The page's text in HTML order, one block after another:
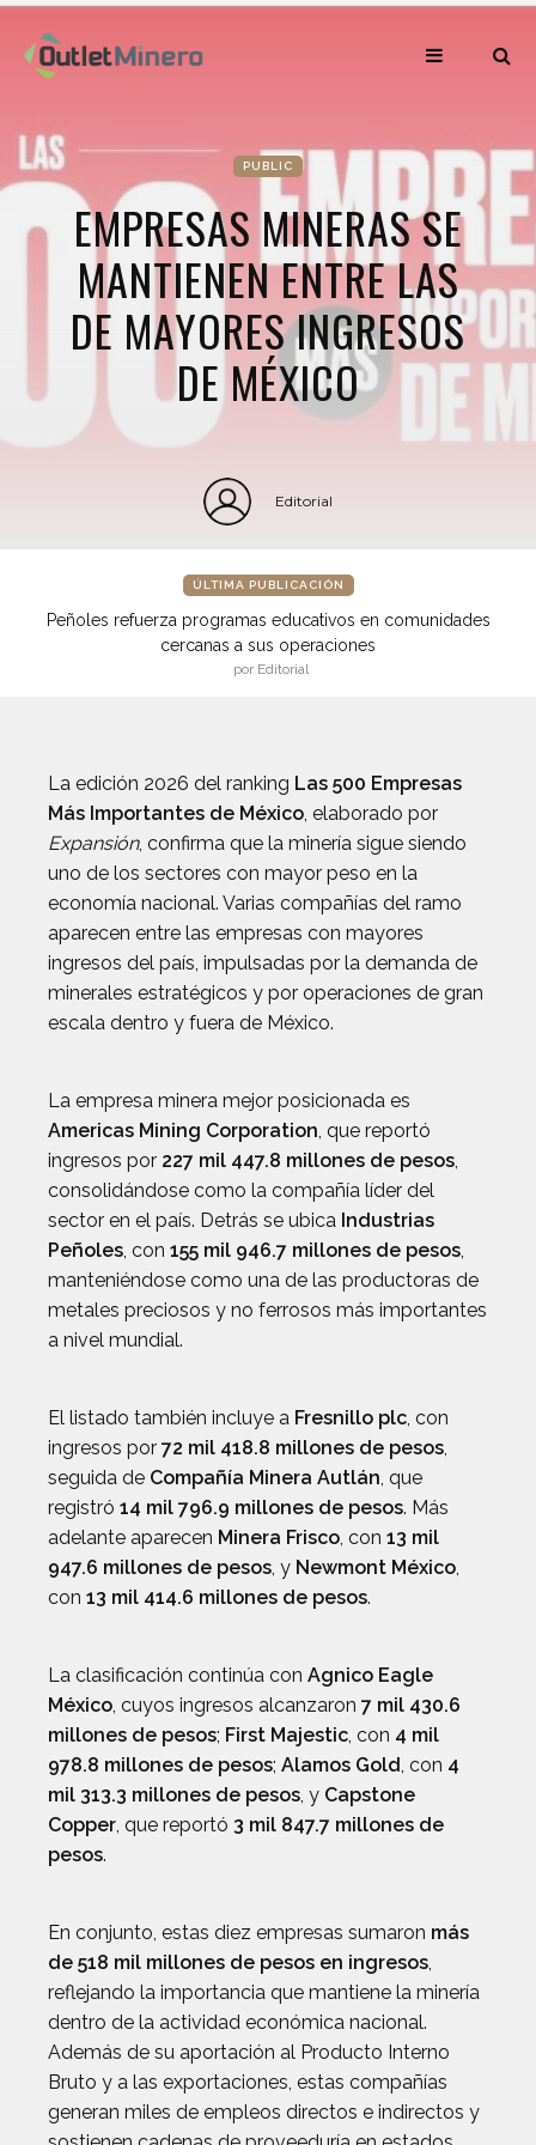
PUBLIC
EMPRESAS MINERAS SE
MANTIENEN ENTRE LAS
DE MAYORES INGRESOS
DE MÉXICO
Editorial
ÚLTIMA PUBLICACIÓN
Peñoles refuerza programas educativos en comunidades
cercanas a sus operaciones
por Editorial
La edición 2026 del ranking Las 500 Empresas
Más Importantes de México, elaborado por
Expansión, confirma que la minería sigue siendo
uno de los sectores con mayor peso en la
economía nacional. Varias compañías del ramo
aparecen entre las empresas con mayores
ingresos del país, impulsadas por la demanda de
minerales estratégicos y por operaciones de gran
escala dentro y fuera de México.
La empresa minera mejor posicionada es
Americas Mining Corporation, que reportó
ingresos por 227 mil 447.8 millones de pesos,
consolidándose como la compañía líder del
sector en el país. Detrás se ubica Industrias
Peñoles, con 155 mil 946.7 millones de pesos,
manteniéndose como una de las productoras de
metales preciosos y no ferrosos más importantes
a nivel mundial.
El listado también incluye a Fresnillo plc, con
ingresos por 72 mil 418.8 millones de pesos,
seguida de Compañía Minera Autlán, que
registró 14 mil 796.9 millones de pesos. Más
adelante aparecen Minera Frisco, con 13 mil
947.6 millones de pesos, y Newmont México,
con 13 mil 414.6 millones de pesos.
La clasificación continúa con Agnico Eagle
México, cuyos ingresos alcanzaron 7 mil 430.6
millones de pesos; First Majestic, con 4 mil
978.8 millones de pesos; Alamos Gold, con 4
mil 313.3 millones de pesos, y Capstone
Copper, que reportó 3 mil 847.7 millones de
pesos.
En conjunto, estas diez empresas sumaron más
de 518 mil millones de pesos en ingresos,
reflejando la importancia que mantiene la minería
dentro de la actividad económica nacional.
Además de su aportación al Producto Interno
Bruto y a las exportaciones, estas compañías
generan miles de empleos directos e indirectos y